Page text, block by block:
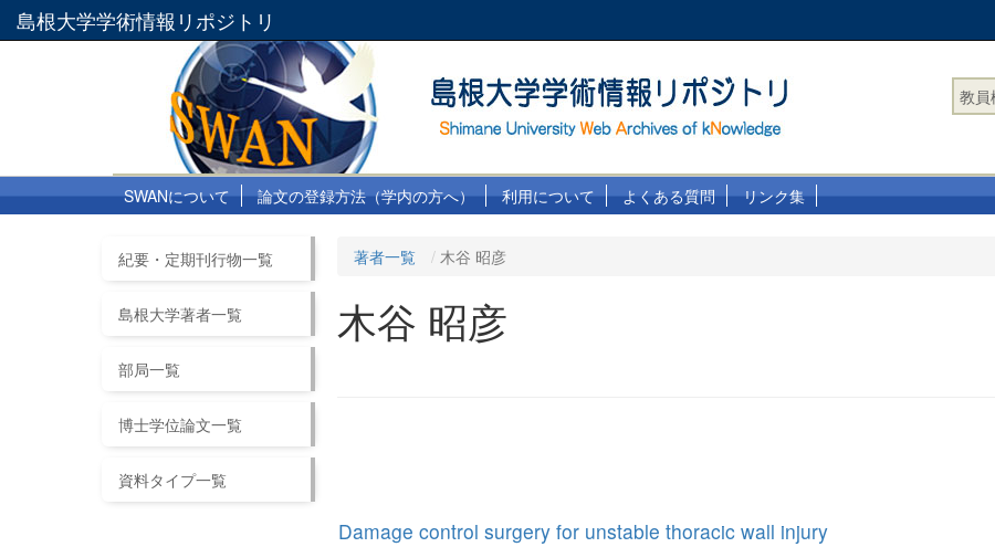
島根大学学術情報リポジトリ
教員
SWANについて 論文の登録方法（学内の方へ） 利用について よくある質問 リンク集
紀要・定期刊行物一覧
島根大学著者一覧
部局一覧
博士学位論文一覧
資料タイプ一覧
著者一覧 木谷 昭彦
木谷 昭彦
Damage control surgery for unstable thoracic wall injury